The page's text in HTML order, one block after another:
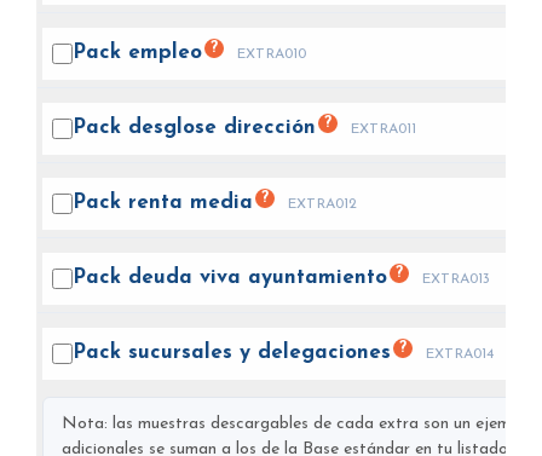
Pack empleo ? EXTRA010
Pack desglose dirección ? EXTRA011
Pack renta media ? EXTRA012
Pack deuda viva ayuntamiento ? EXTRA013
Pack sucursales y delegaciones ? EXTRA014
Nota: las muestras descargables de cada extra son un
adicionales se suman a los de la Base estándar en tu listado